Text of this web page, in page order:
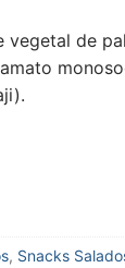
vegetal de
, Snacks